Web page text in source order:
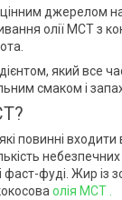
джерелом
олії MCT з
який все
смаком і
повинні
фаст-фуді. Жир із
олія MCT .